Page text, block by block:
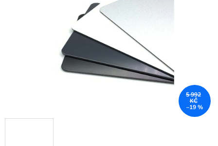
5 992
KČ
–19 %